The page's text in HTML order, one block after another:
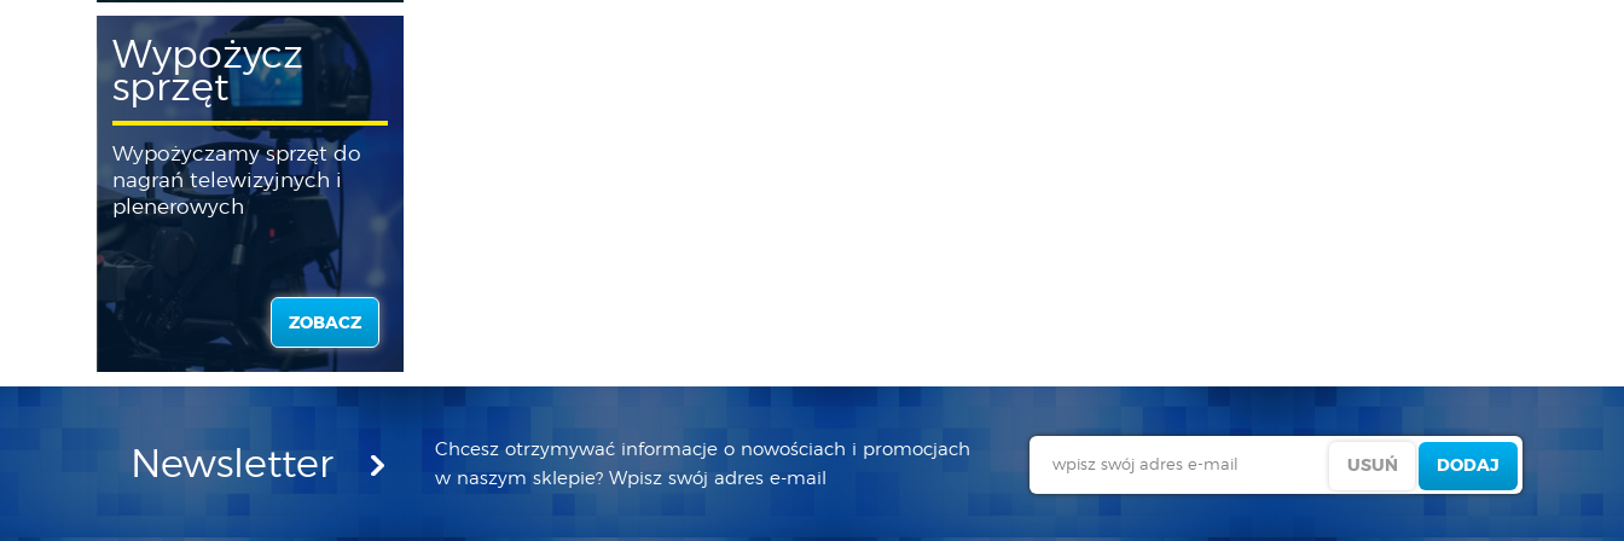
Wypożycz
sprzęt
Wypożyczamy sprzęt do
nagrań telewizyjnych i
plenerowych
ZOBACZ
Newsletter
Chcesz otrzymywać informacje o nowościach i promocjach
w naszym sklepie? Wpisz swój adres e-mail